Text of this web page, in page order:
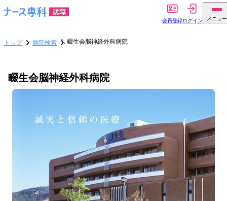
会員登録ログイン メニュー
トップ 病院検索 畷生会脳神経外科病院
畷生会脳神経外科病院